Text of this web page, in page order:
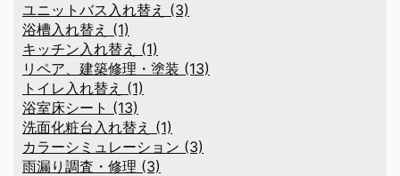
ユニットバス入れ替え (3)
浴槽入れ替え (1)
キッチン入れ替え (1)
リペア、建築修理・塗装 (13)
トイレ入れ替え (1)
浴室床シート (13)
洗面化粧台入れ替え (1)
カラーシミュレーション (3)
雨漏り調査・修理 (3)